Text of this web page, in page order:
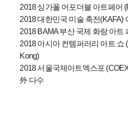
2018 싱가폴 어포더블 아트페어
2018 대한민국 미술 축전(KAFA)
2018 BAMA 부산 국제 화랑 아트
2018 아시아 컨템퍼러리 아트 쇼
Kong)
2018 서울국제아트엑스포
外 다수